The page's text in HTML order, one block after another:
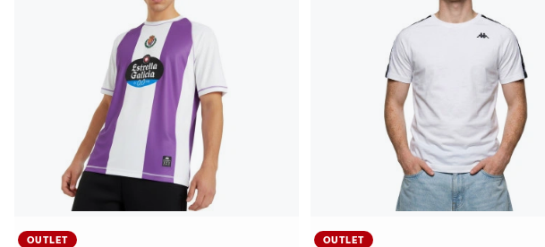
OUTLET OUTLET